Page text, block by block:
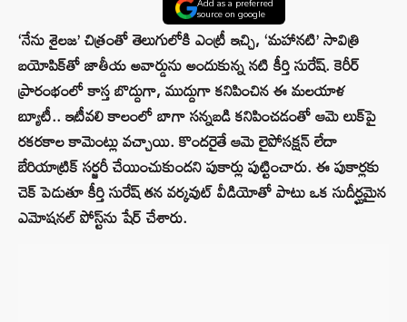
source on google
‘నేను శైలజ’ చిత్రంతో తెలుగులోకి ఎంట్రీ ఇచ్చి, ‘మహానటి’ సావిత్రి
బయోపిక్‌తో జాతీయ అవార్డును అందుకున్న నటి కీర్తి సురేష్. కెరీర్
ప్రారంభంలో కాస్త బొద్దుగా, ముద్దుగా కనిపించిన ఈ మలయాళ
బ్యూటీ.. ఇటీవలి కాలంలో బాగా సన్నబడి కనిపించడంతో ఆమె లుక్‌పై
రకరకాల కామెంట్లు వచ్చాయి. కొందరైతే ఆమె లైపోసక్షన్ లేదా
బేరియాట్రిక్ సర్జరీ చేయించుకుందని పుకార్లు పుట్టించారు. ఈ పుకార్లకు
చెక్ పెడుతూ కీర్తి సురేష్ తన వర్కవుట్ వీడియోతో పాటు ఒక సుదీర్ఘమైన
ఎమోషనల్ పోస్ట్‌ను షేర్ చేశారు.